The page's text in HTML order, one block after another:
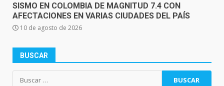
SISMO EN COLOMBIA DE MAGNITUD 7.4 CON
AFECTACIONES EN VARIAS CIUDADES DEL PAÍS
10 de agosto de 2026
BUSCAR
Buscar: